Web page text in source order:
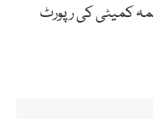
ترمیم بل 2021 پر قائمہ کمیٹی کی رپورٹ